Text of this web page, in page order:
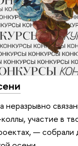
неразрывно
участие в
— собрали